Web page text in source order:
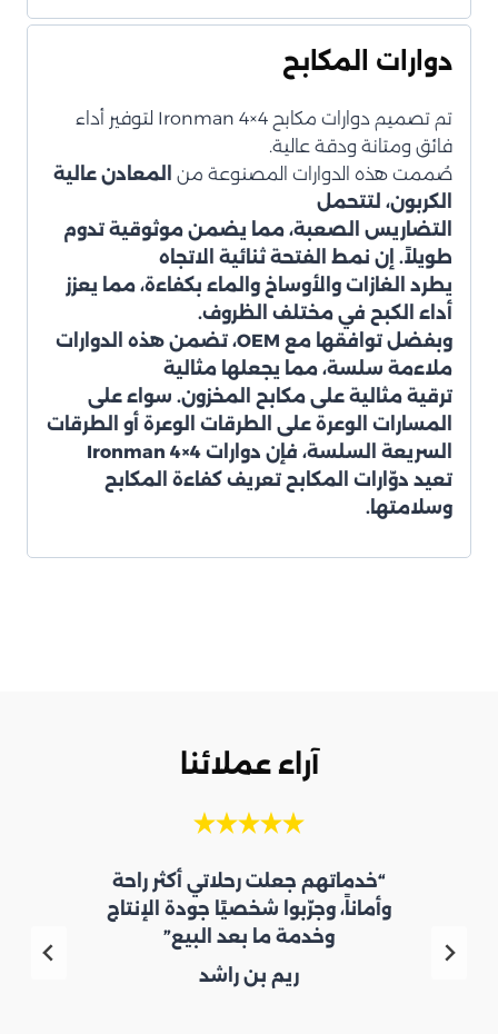
دوارات المكابح
تم تصميم دوارات مكابح Ironman 4×4 لتوفير أداء
فائق ومتانة ودقة عالية.
صُممت هذه الدوارات المصنوعة من
المعادن عالية
الكربون، لتتحمل
التضاريس الصعبة، مما يضمن موثوقية تدوم
طويلاً. إن نمط الفتحة ثنائية الاتجاه
يطرد الغازات والأوساخ والماء بكفاءة، مما يعزز
أداء الكبح في مختلف الظروف.
وبفضل توافقها مع OEM
، تضمن هذه الدوارات
ملاءمة سلسة، مما يجعلها مثالية
ترقية مثالية على مكابح المخزون. سواء على
المسارات الوعرة على الطرقات الوعرة أو الطرقات
السريعة السلسة، فإن دوارات Ironman 4×4
تعيد دوّارات المكابح تعريف كفاءة المكابح
وسلامتها.
آراء عملائنا
“خدماتهم جعلت رحلاتي أكثر راحة
وأماناً، وجرّبوا شخصيًا جودة الإنتاج
وخدمة ما بعد البيع”
ريم بن راشد